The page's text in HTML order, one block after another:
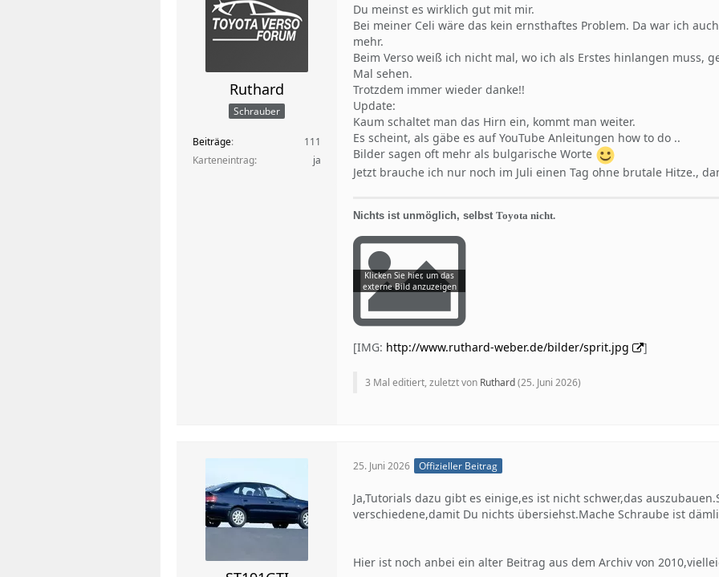
Ruthard
Schrauber
Beiträge
111
Karteneintrag
ja
Du meinst es wirklich gut mit mir.
Bei meiner Celi wäre das kein ernsthaftes Problem. Da war ich
mehr.
Beim Verso weiß ich nicht mal, wo ich als Erstes hinlangen muss,
Mal sehen.
Trotzdem immer wieder danke!!
Update:
Kaum schaltet man das Hirn ein, kommt man weiter.
Es scheint, als gäbe es auf YouTube Anleitungen how to do ..
Bilder sagen oft mehr als bulgarische Worte
Jetzt brauche ich nur noch im Juli einen Tag ohne brutale Hitze.,
Nichts ist unmöglich, selbst Toyota nicht.
[IMG: http://www.ruthard-weber.de/bilder/sprit.jpg ]
3 Mal editiert, zuletzt von Ruthard(25. Juni 2026)
25. Juni 2026 Offizieller Beitrag
Ja,Tutorials dazu gibt es einige,es ist nicht schwer,das
verschiedene,damit Du nichts übersiehst.Mache Schraube ist
Hier ist noch anbei ein alter Beitrag aus dem Archiv von